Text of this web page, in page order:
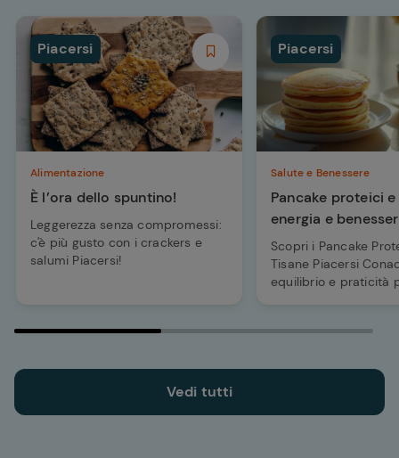
Piacersi
Alimentazione
È l’ora dello spuntino!
Leggerezza senza compromessi:
c'è più gusto con i crackers e
salumi Piacersi!
Piacersi
Salute e Benessere
Pancake proteici
energia e
pausa
Scopri i Pancake
Tisane Piacersi
equilibrio e praticità
benessere ed
Vedi tutti